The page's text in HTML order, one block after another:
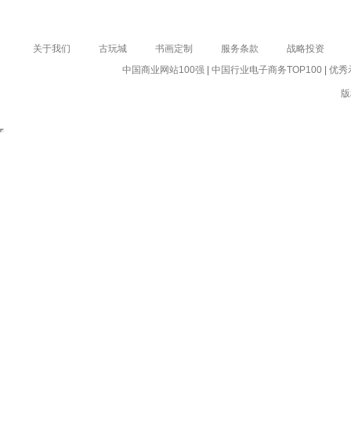
关于我们 古玩城 书画定制 服务条款
战略投资
中国商业网站100强
中国行业电子商务TOP100 优秀